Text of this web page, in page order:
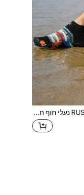
RUSHINE נעלי חוף חדשות לנשים עם דוגמא פסים ונושמות לחוץ, נעלי אקווה נושמות נגד החלקה לחוף, שכשוך, טיולים רגליים, יחפות, ספורט ימי, שחייה